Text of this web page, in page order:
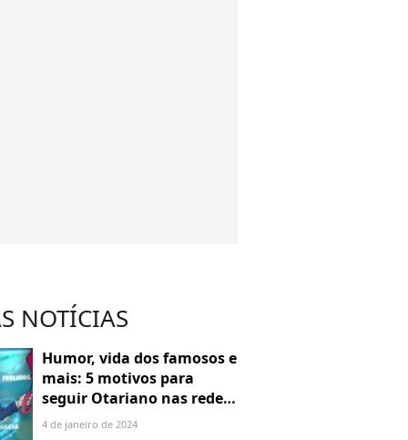
NOTÍCIAS
Humor, vida dos famosos e
mais: 5 motivos para
seguir Otariano nas redes
sociais
4 de janeiro de 2024